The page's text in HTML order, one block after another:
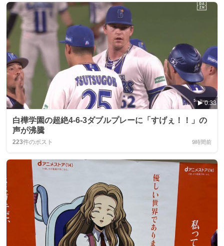
0:33
白樺学園の超絶4‑6‑3ダブルプレーに「すげぇ！！」の
声が沸騰
223件のポスト 9時間前